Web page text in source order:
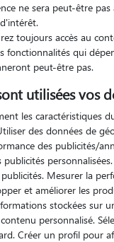
nous adorons les
mais nous
c'est pourquoi nous
votre animal pour rendre
occasion.
ne sera peut-être
toujours accès au
fonctionnalités qui
peut-être pas.
utilisées vos
les caractéristiques
des données de
des publicités/
publicités
Mesurer la
et améliorer les
stockées sur
personnalisé.
Créer un profil pour